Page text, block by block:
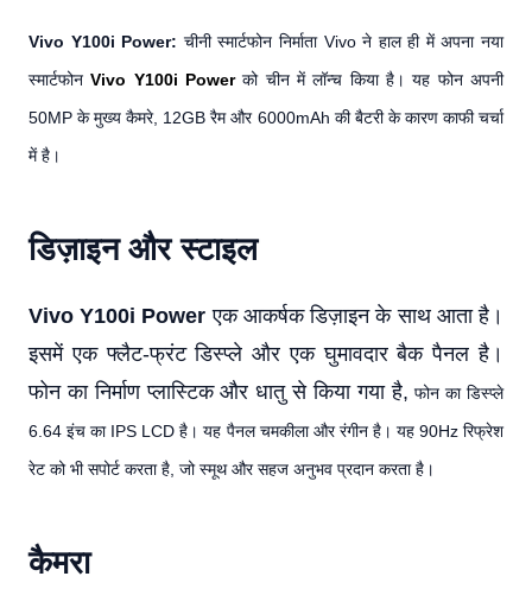
Vivo Y100i Power: चीनी स्मार्टफोन निर्माता Vivo ने हाल ही में अपना नया
स्मार्टफोनVivo Y100i Powerको चीन में लॉन्च किया है। यह फोन अपनी
50MP के मुख्य कैमरे, 12GB रैम और 6000mAh की बैटरी के कारण काफी चर्चा
में है।
डिज़ाइन और स्टाइल
Vivo Y100i Power एक आकर्षक डिज़ाइन के साथ आता है।
इसमें एक फ्लैट-फ्रंट डिस्प्ले और एक घुमावदार बैक पैनल है।
फोन का निर्माण प्लास्टिक और धातु से किया गया है,फोन का डिस्प्ले
6.64 इंच का IPS LCD है। यह पैनल चमकीला और रंगीन है। यह 90Hz रिफ्रेश
रेट को भी सपोर्ट करता है, जो स्मूथ और सहज अनुभव प्रदान करता है।
कैमरा